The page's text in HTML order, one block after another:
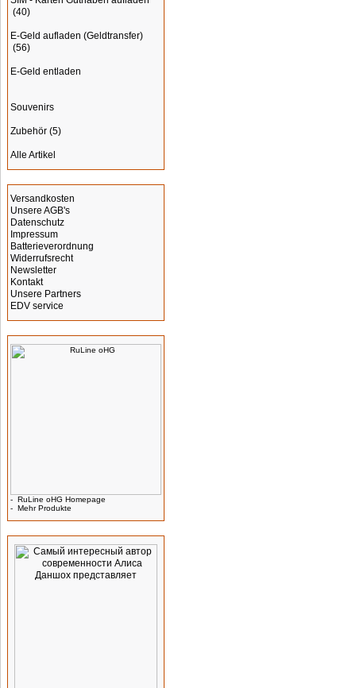
(40)
E-Geld aufladen (Geldtransfer)
(56)
E-Geld entladen
Souvenirs
Zubehör (5)
Alle Artikel
Versandkosten
Unsere AGB's
Datenschutz
Impressum
Batterieverordnung
Widerrufsrecht
Newsletter
Kontakt
Unsere Partners
EDV service
- RuLine oHG Homepage
- Mehr Produkte